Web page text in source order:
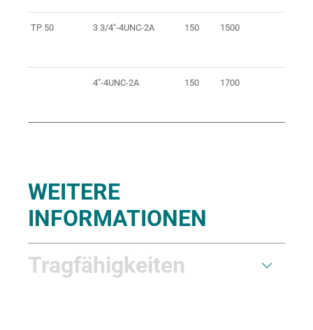
TP 50 3 3/4"-4UNC-2A 150 1500
4"-4UNC-2A 150 1700
WEITERE
INFORMATIONEN
Tragfähigkeiten